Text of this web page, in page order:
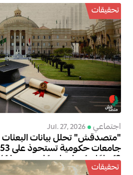
تحقيقات
اجتماعي Jul. 27, 2026
12 عامًا و6 جامعات كان نصيبها 1% فقط
تحقيقات